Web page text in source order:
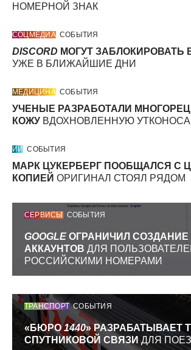
НОМЕРНОЙ ЗНАК
СОЦМЕДИА СОБЫТИЯ
DISCORD МОГУТ ЗАБЛОКИРОВАТЬ
УЖЕ В БЛИЖАЙШИЕ ДНИ
МЕДИЦИНА СОБЫТИЯ
УЧЕНЫЕ РАЗРАБОТАЛИ
КОЖУ ВДОХНОВЛЕННУЮ
ИИ СОБЫТИЯ
МАРК ЦУКЕРБЕРГ ПООБЩАЛСЯ С
КОПИЕЙ ОРИГИНАЛ СТОЯЛ РЯДОМ
СЕРВИСЫ СОБЫТИЯ
GOOGLE ОГРАНИЧИЛ
АККАУНТОВ ДЛЯ
РОССИЙСКИМИ НОМЕРАМИ
ТРАНСПОРТ СОБЫТИЯ
«БЮРО1440» РАЗРАБАТЫВАЕТ
СПУТНИКОВОЙ СВЯЗИ ДЛЯ